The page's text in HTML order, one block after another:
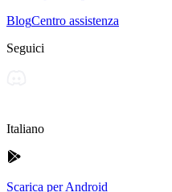
BlogCentro assistenza
Seguici
Italiano
Scarica per Android